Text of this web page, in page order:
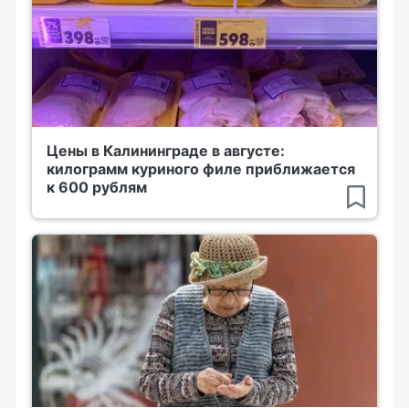
Цены в Калининграде в августе:
килограмм куриного филе приближается
к 600 рублям